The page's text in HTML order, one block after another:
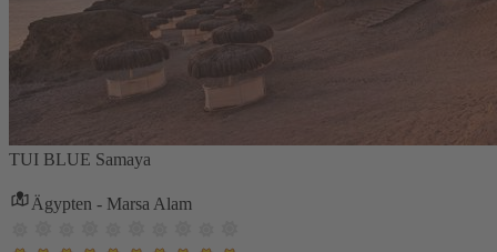
TUI BLUE Samaya
Ägypten - Marsa Alam